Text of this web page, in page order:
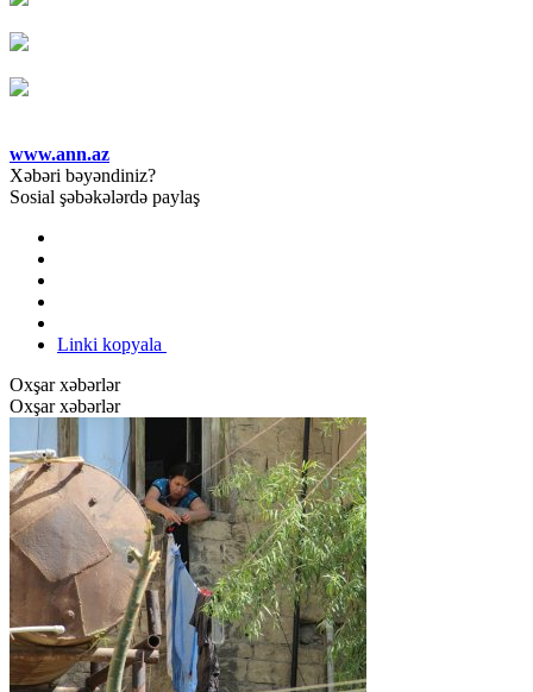
www.ann.az
Xəbəri bəyəndiniz?
Sosial şəbəkələrdə paylaş
Linki kopyala
Oxşar xəbərlər
Oxşar xəbərlər